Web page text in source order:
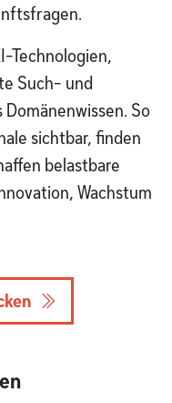
Technologien,
Such- und
So
sichtbar, finden
belastbare
Wachstum